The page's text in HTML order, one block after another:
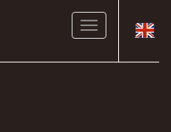
Toggle